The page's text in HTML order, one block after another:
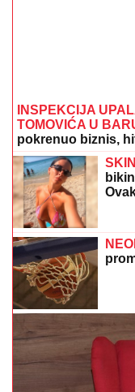
INSPEKCIJA
TOMOVIĆA U
pokrenuo biznis,